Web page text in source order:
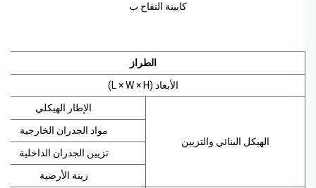
كابينة التفاح ب
الطراز
الأبعاد (L × W × H)
الهيكل البنائي والتزيين
الإطار الهيكلي
مواد الجدران الخارجية
تزيين الجدران الداخلية
زينة الأرضية